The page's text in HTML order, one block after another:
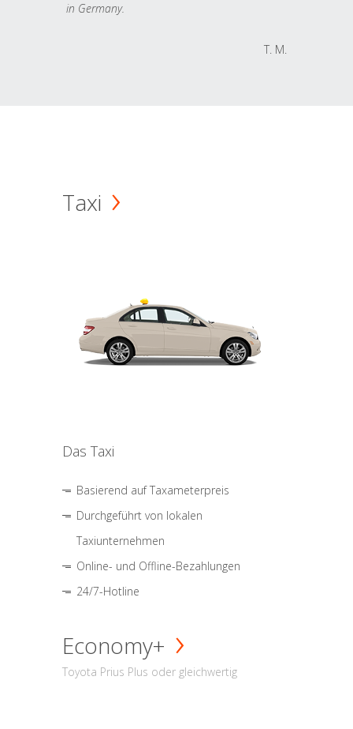
in Germany.
T. M.
Taxi
Das Taxi
Basierend auf Taxameterpreis
Durchgeführt von lokalen
Taxiunternehmen
Online- und Offline-Bezahlungen
24/7-Hotline
Economy+
Toyota Prius Plus oder gleichwertig